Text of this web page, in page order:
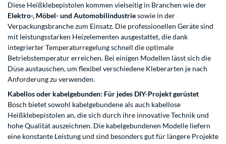
Diese Heißklebepistolen kommen vielseitig in Branchen wie der
Elektro-, Möbel- und Automobilindustriesowie in der
Verpackungsbranche zum Einsatz. Die professionellen Geräte sind
mit leistungsstarken Heizelementen ausgestattet, die dank
integrierter Temperaturregelung schnell die optimale
Betriebstemperatur erreichen. Bei einigen Modellen lässt sich die
Düse austauschen, um flexibel verschiedene Kleberarten je nach
Anforderung zu verwenden.
Kabellos oder kabelgebunden: Für jedes DIY-Projekt gerüstet
Bosch bietet sowohl kabelgebundene als auch kabellose
Heißklebepistolen an, die sich durch ihre innovative Technik und
hohe Qualität auszeichnen. Die kabelgebundenen Modelle liefern
eine konstante Leistung und sind besonders gut für längere Projekte